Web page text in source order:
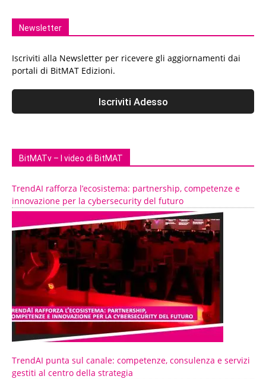
Newsletter
Iscriviti alla Newsletter per ricevere gli aggiornamenti dai
portali di BitMAT Edizioni.
BitMATv – I video di BitMAT
TrendAI rafforza l’ecosistema: partnership, competenze e
innovazione per la cybersecurity del futuro
TrendAI punta sul canale: competenze, consulenza e servizi
gestiti al centro della strategia